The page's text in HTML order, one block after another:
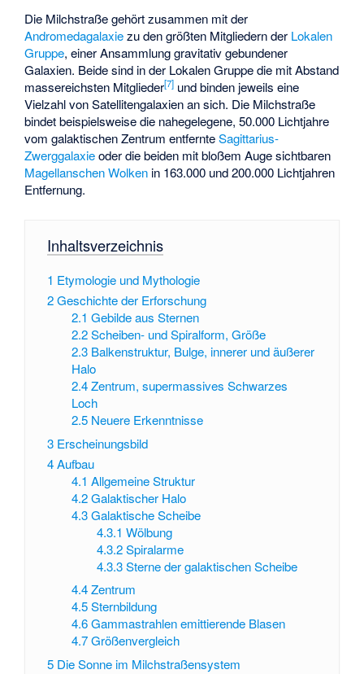
Die Milchstraße gehört zusammen mit der
Andromedagalaxiezu den größten Mitgliedern der Lokalen
Gruppe, einer Ansammlung gravitativ gebundener
Galaxien. Beide sind in der Lokalen Gruppe die mit Abstand
massereichsten Mitglieder[7] und binden jeweils eine
Vielzahl von Satellitengalaxien an sich. Die Milchstraße
bindet beispielsweise die nahegelegene, 50.000 Lichtjahre
vom galaktischen Zentrum entfernteSagittarius-
Zwerggalaxieoder die beiden mit bloßem Auge sichtbaren
Magellanschen Wolken in 163.000 und 200.000 Lichtjahren
Entfernung.
Inhaltsverzeichnis
1 Etymologie und Mythologie
2Geschichte der Erforschung
2.1 Gebilde aus Sternen
2.2 Scheiben- und Spiralform, Größe
2.3 Balkenstruktur, Bulge, innerer und äußerer
Halo
2.4 Zentrum, supermassives Schwarzes
Loch
2.5 Neuere Erkenntnisse
3 Erscheinungsbild
4Aufbau
4.1 Allgemeine Struktur
4.2 Galaktischer Halo
4.3 Galaktische Scheibe
4.3.1 Wölbung
4.3.2 Spiralarme
4.3.3 Sterne der galaktischen Scheibe
4.4 Zentrum
4.5 Sternbildung
4.6 Gammastrahlen emittierende Blasen
4.7 Größenvergleich
5 Die Sonne im Milchstraßensystem